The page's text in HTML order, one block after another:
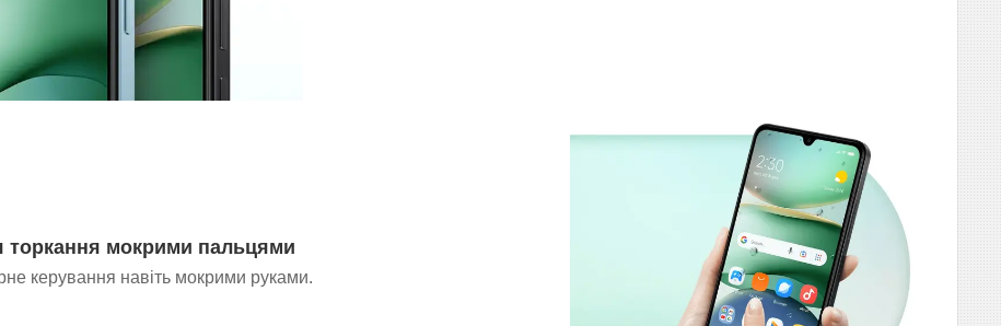
торкання мокрими пальцями
керування навіть мокрими руками.